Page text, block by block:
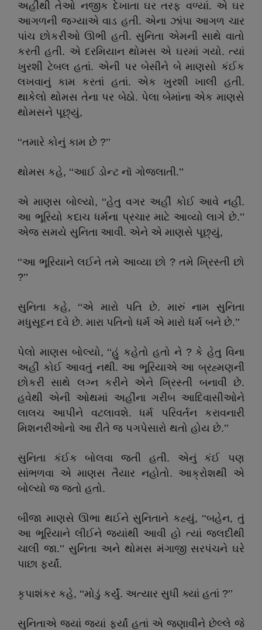
અહીંથી તેઓ નજીક દેખાતા ઘર તરફ વળ્યાં. એ ઘર
આગળની જગ્યાએ વાડ હતી. એના ઝાંપા આગળ ચાર
પાંચ છોકરીઓ ઊભી હતી. સુનિતા એમની સાથે વાતો
કરતી હતી. એ દરમિયાન થોમસ એ ઘરમાં ગયો. ત્યાં
ખુરશી ટેબલ હતાં. એની પર બેસીને બે માણસો કંઈક
લખવાનું કામ કરતાં હતાં. એક ખુરશી ખાલી હતી.
થાકેલો થોમસ તેના પર બેઠો. પેલા બેમાંના એક માણસે
થોમસને પૂછ્યું,
‘‘તમારે કોનું કામ છે ?’’
થોમસ કહે, ‘‘આઈ ડોન્ટ નૉ ગોજલાતી.’’
એ માણસ બોલ્યો, ‘‘હેતુ વગર અહીં કોઈ આવે નહીં.
આ ભૂરિયો કદાચ ધર્મના પ્રચાર માટે આવ્યો લાગે છે.’’
એજ સમયે સુનિતા આવી. એને એ માણસે પૂછ્યું,
‘‘આ ભૂરિયાને લઈને તમે આવ્યા છો ? તમે ખ્રિસ્તી છો
?’’
સુનિતા કહે, ‘‘એ મારો પતિ છે. મારું નામ સુનિતા
મધુસૂદન દવે છે. મારા પતિનો ધર્મ એ મારો ધર્મ બને છે.’’
પેલો માણસ બોલ્યો, ‘‘હું કહેતો હતો ને ? કે હેતુ વિના
અહીં કોઈ આવતું નથી. આ ભૂરિયાએ આ બ્રહ્મણની
છોકરી સાથે લગ્ન કરીને એને ખ્રિસ્તી બનાવી છે.
હવેથી એની ઓથમાં અહીંના ગરીબ આદિવાસીઓને
લાલચ આપીને વટલાવશે. ધર્મ પરિવર્તન કરાવનારી
મિશનરીઓનો આ રીતે જ પગપેસારો થતો હોય છે.’’
સુનિતા કંઈક બોલવા જતી હતી. એનું કંઈ પણ
સાંભળવા એ માણસ તૈયાર નહોતો. આક્રોશથી એ
બોલ્યો જ જતો હતો.
બીજા માણસે ઊભા થઈને સુનિતાને કહ્યું, ‘‘બહેન, તું
આ ભૂરિયાને લીઈને જ્યાંથી આવી હો ત્યાં જલદીથી
ચાલી જા.’’ સુનિતા અને થોમસ મંગાજી સરપંચને ઘરે
પાછા ફર્યાં.
કૃપાશંકર કહે, ‘‘મોડું કર્યું. અત્યાર સુધી ક્યાં હતાં ?’’
સુનિતાએ જ્યાં જ્યાં ફર્યાં હતાં એ જણાવીને છેલ્લે જે